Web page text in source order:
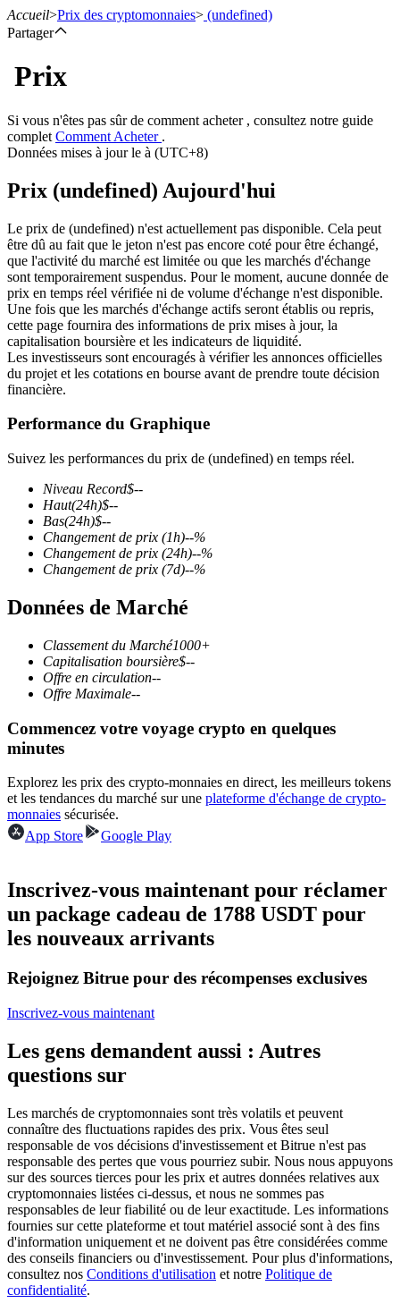
Futures USDT
Futures utilisant l'USDT comme garantie
Futures COIN-M
Contrats à terme sur crypto-monnaie
premières
Futures USDC
Rejoignez les meilleurs traders
Devenez un trader de copie
Profitez du partage des bénéfices et des commissions de copy
trading
Accueil>Prix des cryptomonnaies> (undefined)
Partager
Prix
Si vous n'êtes pas sûr de comment acheter , consultez notre guide
complet Comment Acheter .
Données mises à jour le à (UTC+8)
Prix (undefined) Aujourd'hui
Le prix de (undefined) n'est actuellement pas disponible. Cela peut
être dû au fait que le jeton n'est pas encore coté pour être échangé,
que l'activité du marché est limitée ou que les marchés d'échange
sont temporairement suspendus. Pour le moment, aucune donnée de
prix en temps réel vérifiée ni de volume d'échange n'est disponible.
Une fois que les marchés d'échange actifs seront établis ou repris,
cette page fournira des informations de prix mises à jour, la
capitalisation boursière et les indicateurs de liquidité.
Les investisseurs sont encouragés à vérifier les annonces officielles
du projet et les cotations en bourse avant de prendre toute décision
financière.
Performance du Graphique
Suivez les performances du prix de (undefined) en temps réel.
Niveau Record$--
Haut(24h)$--
Bas(24h)$--
Changement de prix (1h)--%
Changement de prix (24h)--%
Changement de prix (7d)--%
Données de Marché
Classement du Marché1000+
Capitalisation boursière$--
Offre en circulation--
Offre Maximale--
Commencez votre voyage crypto en quelques
minutes
Explorez les prix des crypto-monnaies en direct, les meilleurs tokens
et les tendances du marché sur une plateforme d'échange de crypto-
monnaies sécurisée.
App Store
Google Play
Inscrivez-vous maintenant pour réclamer
un package cadeau de 1788 USDT pour
les nouveaux arrivants
Rejoignez Bitrue pour des récompenses exclusives
Inscrivez-vous maintenant
Les gens demandent aussi : Autres
questions sur
Les marchés de cryptomonnaies sont très volatils et peuvent
connaître des fluctuations rapides des prix. Vous êtes seul
responsable de vos décisions d'investissement et Bitrue n'est pas
responsable des pertes que vous pourriez subir. Nous nous appuyons
sur des sources tierces pour les prix et autres données relatives aux
cryptomonnaies listées ci-dessus, et nous ne sommes pas
responsables de leur fiabilité ou de leur exactitude. Les informations
fournies sur cette plateforme et tout matériel associé sont à des fins
d'information uniquement et ne doivent pas être considérées comme
des conseils financiers ou d'investissement. Pour plus d'informations,
consultez nos Conditions d'utilisation et notre Politique de
confidentialité.